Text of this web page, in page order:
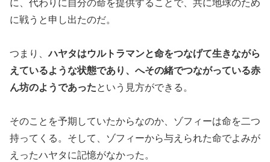
に、代わりに自分の命を提供することで、共に地球のため
に戦うと申し出たのだ。
つまり、ハヤタはウルトラマンと命をつなげて生きながら
えているような状態であり、へその緒でつながっている赤
ん坊のようであったという見方ができる。
そのことを予期していたからなのか、ゾフィーは命を二つ
持ってくる。そして、ゾフィーから与えられた命でよみが
えったハヤタに記憶がなかった。